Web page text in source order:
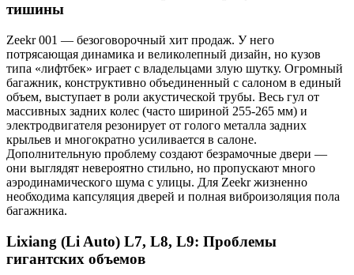
тишины
Zeekr 001 — безоговорочный хит продаж. У него
потрясающая динамика и великолепный дизайн, но кузов
типа «лифтбек» играет с владельцами злую шутку. Огромный
багажник, конструктивно объединенный с салоном в единый
объем, выступает в роли акустической трубы. Весь гул от
массивных задних колес (часто шириной 255-265 мм) и
электродвигателя резонирует от голого металла задних
крыльев и многократно усиливается в салоне.
Дополнительную проблему создают безрамочные двери —
они выглядят невероятно стильно, но пропускают много
аэродинамического шума с улицы. Для Zeekr жизненно
необходима капсуляция дверей и полная виброизоляция пола
багажника.
Lixiang (Li Auto) L7, L8, L9: Проблемы
гигантских объемов